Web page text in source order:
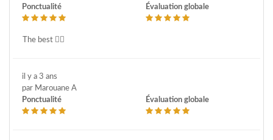
Ponctualité
Évaluation globale
The best 👍🏻
il y a 3 ans
par Marouane A
Ponctualité
Évaluation globale